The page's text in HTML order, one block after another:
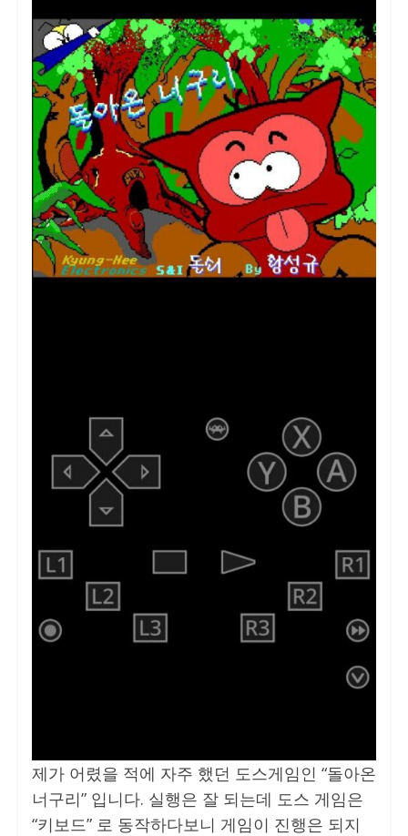
제가 어렸을 적에 자주 했던 도스게임인 “돌아온
너구리” 입니다. 실행은 잘 되는데 도스 게임은
“키보드” 로 동작하다보니 게임이 진행은 되지